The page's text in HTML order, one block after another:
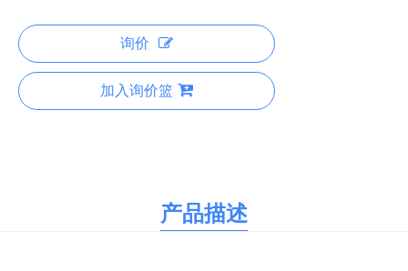
询价
加入询价篮
产品描述